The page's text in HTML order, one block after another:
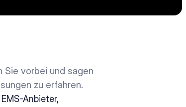
Sie vorbei und sagen
zu erfahren.
Anbieter,